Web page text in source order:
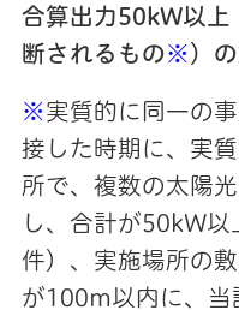
合算出力50kW以上
断されるもの※ ）
※実質的に同一の
接した時期に、実
所で、複数の太陽
し、合計が50kW
件）、実施場所の
が100m以内に、当